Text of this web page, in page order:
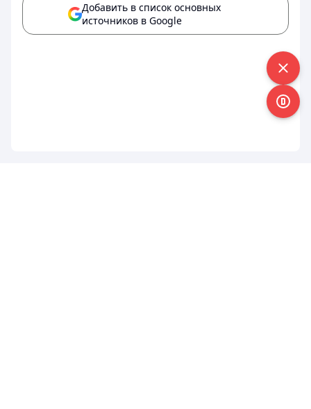
Добавить в список основных
источников в Google